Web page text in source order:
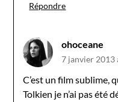
Répondre
ohoceane
7 janvier 2013
C’est un film sublime,
Tolkien je n’ai pas été